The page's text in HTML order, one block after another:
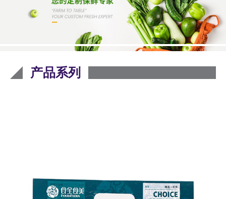
产品系列